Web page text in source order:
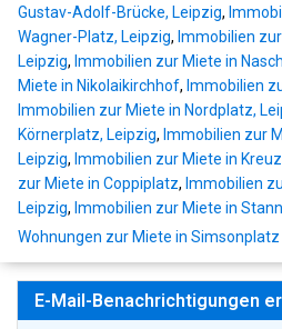
Gustav-Adolf-Brücke, Leipzig,
Wagner-Platz, Leipzig, Immobilien
Leipzig, Immobilien zur Miete in
Miete in Nikolaikirchhof, Immobilien
Immobilien zur Miete in Nordplatz,
Körnerplatz, Leipzig, Immobilien zur
Leipzig, Immobilien zur Miete in
zur Miete in Coppiplatz, Immobilien
Leipzig, Immobilien zur Miete in
Wohnungen zur Miete in Simsonplatz
E-Mail-Benachrichtigungen